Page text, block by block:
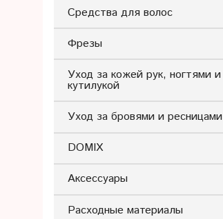
Средства для волос
Фрезы
Уход за кожей рук, ногтями и
кутилукой
Уход за бровями и ресницами
DOMIX
Аксессуары
Расходные материалы